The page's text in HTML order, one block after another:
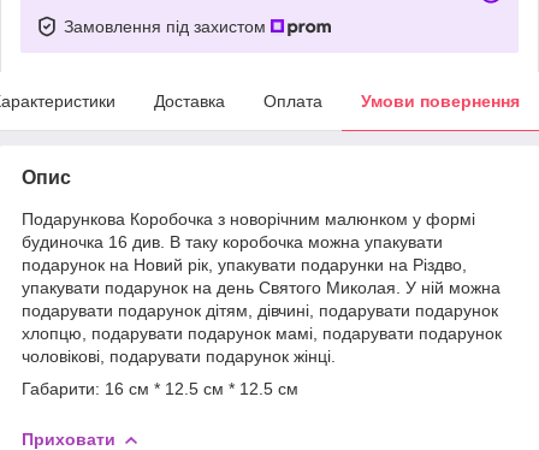
Замовлення під захистом
Доставка Оплата Умови повернення
Опис
Подарункова Коробочка з новорічним малюнком у формі
будиночка 16 див. В таку коробочка можна упакувати
подарунок на Новий рік, упакувати подарунки на Різдво,
упакувати подарунок на день Святого Миколая. У ній можна
подарувати подарунок дітям, дівчині, подарувати подарунок
хлопцю, подарувати подарунок мамі, подарувати подарунок
чоловікові, подарувати подарунок жінці.
Габарити: 16 см * 12.5 см * 12.5 см
Приховати